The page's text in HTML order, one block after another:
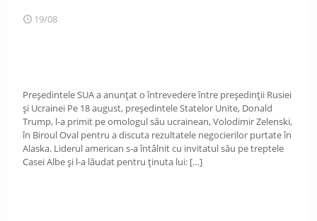
19/08
Președintele SUA a anunțat o întrevedere între președinții Rusiei
și Ucrainei Pe 18 august, președintele Statelor Unite, Donald
Trump, l-a primit pe omologul său ucrainean, Volodimir Zelenski,
în Biroul Oval pentru a discuta rezultatele negocierilor purtate în
Alaska. Liderul american s-a întâlnit cu invitatul său pe treptele
Casei Albe și l-a lăudat pentru ținuta lui: […]